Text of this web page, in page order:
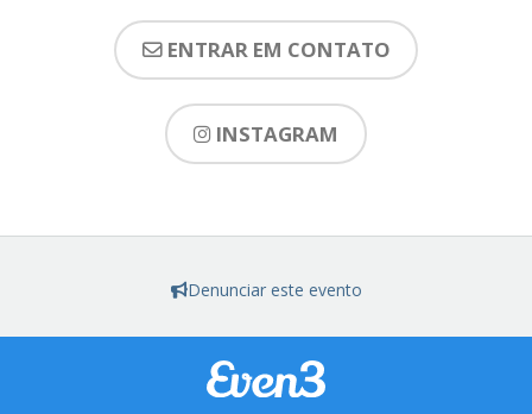
ENTRAR EM CONTATO
INSTAGRAM
Denunciar este evento